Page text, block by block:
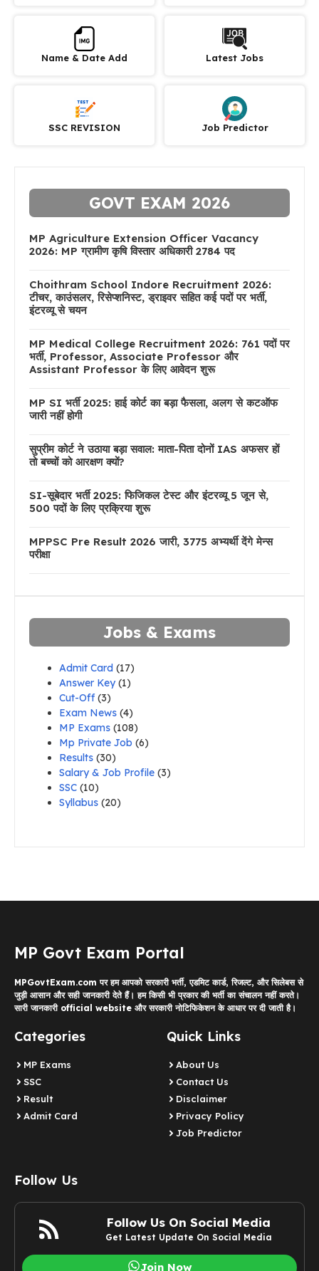
Name & Date Add Latest Jobs
SSC REVISION Job Predictor
GOVT EXAM 2026
MP Agriculture Extension Officer Vacancy
2026: MP ग्रामीण कृषि विस्तार अधिकारी 2784 पद
Choithram School Indore Recruitment 2026:
टीचर, काउंसलर, रिसेप्शनिस्ट, ड्राइवर सहित कई पदों पर भर्ती,
इंटरव्यू से चयन
MP Medical College Recruitment 2026: 761 पदों पर
भर्ती, Professor, Associate Professor और
Assistant Professor के लिए आवेदन शुरू
MP SI भर्ती 2025: हाई कोर्ट का बड़ा फैसला, अलग से कटऑफ
जारी नहीं होगी
सुप्रीम कोर्ट ने उठाया बड़ा सवाल: माता-पिता दोनों IAS अफसर हों
तो बच्चों को आरक्षण क्यों?
SI-सूबेदार भर्ती 2025: फिजिकल टेस्ट और इंटरव्यू 5 जून से,
500 पदों के लिए प्रक्रिया शुरू
MPPSC Pre Result 2026 जारी, 3775 अभ्यर्थी देंगे मेन्स
परीक्षा
Jobs & Exams
Admit Card (17)
Answer Key(1)
Cut-Off(3)
Exam News (4)
MP Exams (108)
Mp Private Job (6)
Results (30)
Salary & Job Profile (3)
SSC (10)
Syllabus (20)
MP Govt Exam Portal
MPGovtExam.com पर हम आपको सरकारी भर्ती, एडमिट कार्ड, रिजल्ट, और सिलेबस से
जुड़ी आसान और सही जानकारी देते हैं। हम किसी भी प्रकार की भर्ती का संचालन नहीं करते।
सारी जानकारी official website और सरकारी नोटिफिकेशन के आधार पर दी जाती है।
Categories
MP Exams
SSC
Result
Admit Card
Quick Links
About Us
Contact Us
Disclaimer
Privacy Policy
Job Predictor
Follow Us
Follow Us On Social Media
Get Latest Update On Social Media
Join Now